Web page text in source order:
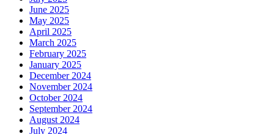
June 2025
May 2025
April 2025
March 2025
February 2025
January 2025
December 2024
November 2024
October 2024
September 2024
August 2024
July 2024